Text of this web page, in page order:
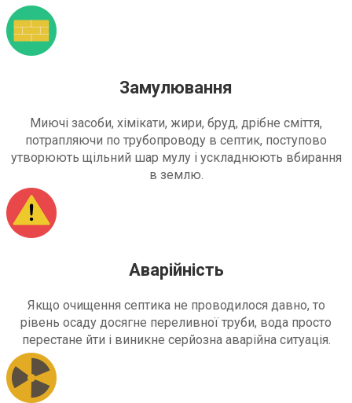
Замулювання
Миючі засоби, хімікати, жири, бруд, дрібне сміття,
потрапляючи по трубопроводу в септик, поступово
утворюють щільний шар мулу і ускладнюють вбирання
в землю.
Аварійність
Якщо очищення септика не проводилося давно, то
рівень осаду досягне переливної труби, вода просто
перестане йти і виникне серйозна аварійна ситуація.